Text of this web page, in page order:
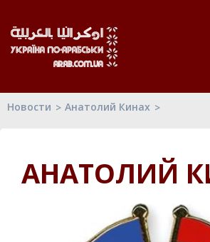
Новости Анатолий Кинах
АНАТОЛИЙ